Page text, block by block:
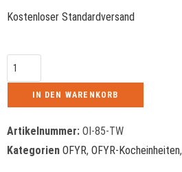
Kostenloser Standardversand
IN DEN WARENKORB
Artikelnummer: OI-85-TW
Kategorien OFYR, OFYR-Kocheinheiten,